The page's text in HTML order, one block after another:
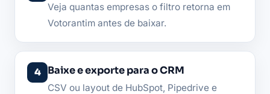
Veja quantas empresas o filtro retorna em
Votorantim antes de baixar.
Baixe e exporte para o CRM
CSV ou layout de HubSpot, Pipedrive e